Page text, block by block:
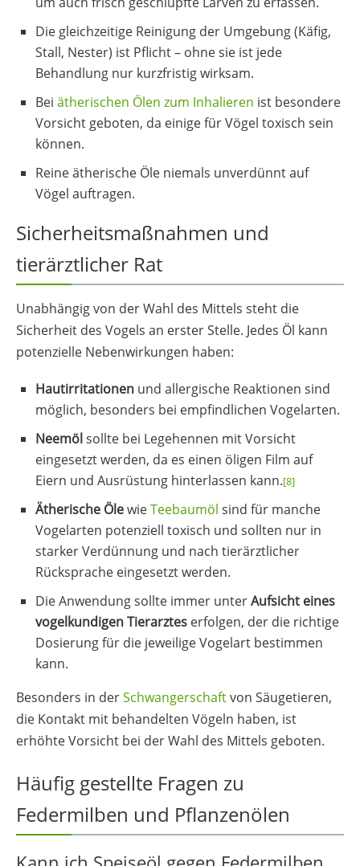
Die gleichzeitige Reinigung der Umgebung (Käfig,
Stall, Nester) ist Pflicht – ohne sie ist jede
Behandlung nur kurzfristig wirksam.
Bei ätherischen Ölen zum Inhalieren ist besondere
Vorsicht geboten, da einige für Vögel toxisch sein
können.
Reine ätherische Öle niemals unverdünnt auf
Vögel auftragen.
Sicherheitsmaßnahmen und
tierärztlicher Rat
Unabhängig von der Wahl des Mittels steht die
Sicherheit des Vogels an erster Stelle. Jedes Öl kann
potenzielle Nebenwirkungen haben:
Hautirritationen und allergische Reaktionen sind
möglich, besonders bei empfindlichen Vogelarten.
Neemöl sollte bei Legehennen mit Vorsicht
eingesetzt werden, da es einen öligen Film auf
Eiern und Ausrüstung hinterlassen kann.[8]
Ätherische ÖlewieTeebaumöl sind für manche
Vogelarten potenziell toxisch und sollten nur in
starker Verdünnung und nach tierärztlicher
Rücksprache eingesetzt werden.
Die Anwendung sollte immer unterAufsicht eines
vogelkundigen Tierarztes erfolgen, der die richtige
Dosierung für die jeweilige Vogelart bestimmen
kann.
Besonders in derSchwangerschaftvon Säugetieren,
die Kontakt mit behandelten Vögeln haben, ist
erhöhte Vorsicht bei der Wahl des Mittels geboten.
Häufig gestellte Fragen zu
Federmilben und Pflanzenölen